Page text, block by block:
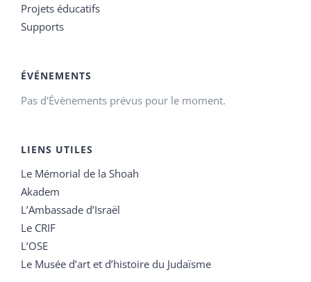
Projets éducatifs
Supports
ÉVÉNEMENTS
Pas d'Évènements prévus pour le moment.
LIENS UTILES
Le Mémorial de la Shoah
Akadem
L’Ambassade d’Israël
Le CRIF
L’OSE
Le Musée d’art et d’histoire du Judaïsme